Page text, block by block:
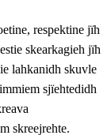
respektine jïh
skearkagieh jïh
lahkanidh skuvle
sjïehtedidh
skreejrehte.